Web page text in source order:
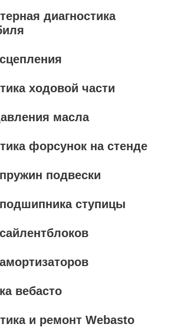
диагностика
ходовой части
масла
форсунок на стенде
подвески
ступицы
вебасто
и ремонт Webasto